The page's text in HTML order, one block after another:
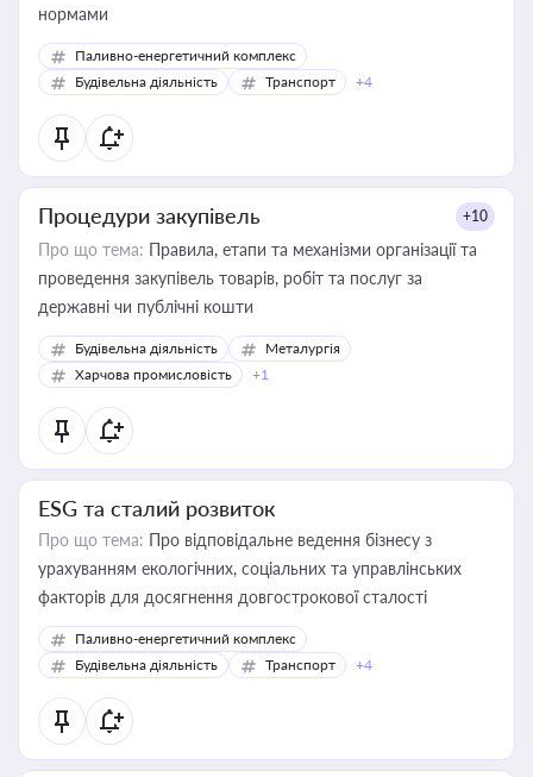
нормами
Паливно-енергетичний комплекс
Будівельна діяльність
Транспорт +4
Процедури закупівель +10
Про що тема: Правила, етапи та механізми організації та
проведення закупівель товарів, робіт та послуг за
державні чи публічні кошти
Будівельна діяльність
Металургія
Харчова промисловість
+1
ESG та сталий розвиток
Про що тема: Про відповідальне ведення бізнесу з
урахуванням екологічних, соціальних та управлінських
факторів для досягнення довгострокової сталості
Паливно-енергетичний комплекс
Будівельна діяльність
Транспорт +4